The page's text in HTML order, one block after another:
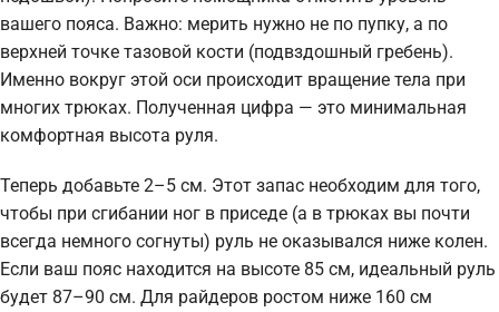
вашего пояса. Важно: мерить нужно не по пупку, а по
верхней точке тазовой кости (подвздошный гребень).
Именно вокруг этой оси происходит вращение тела при
многих трюках. Полученная цифра — это минимальная
комфортная высота руля.
Теперь добавьте 2–5 см. Этот запас необходим для того,
чтобы при сгибании ног в приседе (а в трюках вы почти
всегда немного согнуты) руль не оказывался ниже колен.
Если ваш пояс находится на высоте 85 см, идеальный руль
будет 87–90 см. Для райдеров ростом ниже 160 см